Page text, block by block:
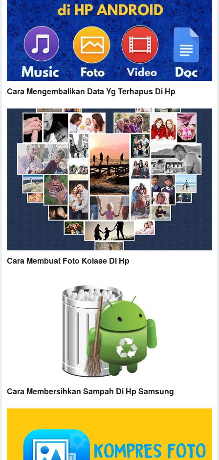
Cara Mengembalikan Data Yg Terhapus Di Hp
Cara Membuat Foto Kolase Di Hp
Cara Membersihkan Sampah Di Hp Samsung